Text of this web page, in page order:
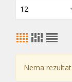
12
Nema